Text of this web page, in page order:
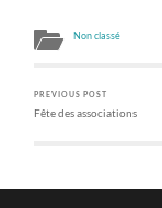
Non classé
PREVIOUS POST
Fête des associations